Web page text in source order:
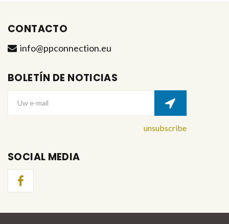
CONTACTO
info@ppconnection.eu
BOLETÍN DE NOTICIAS
Uw e-mail
unsubscribe
SOCIAL MEDIA